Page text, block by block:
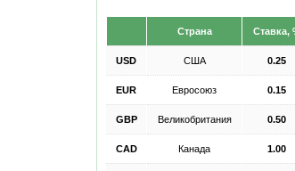
Страна Ставка,
USD США 0.25
EUR Евросоюз 0.15
GBP Великобритания 0.50
CAD Канада 1.00